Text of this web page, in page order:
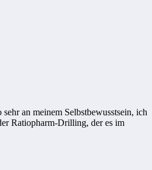
an meinem Selbstbewusstsein, ich
Ratiopharm-Drilling, der es im